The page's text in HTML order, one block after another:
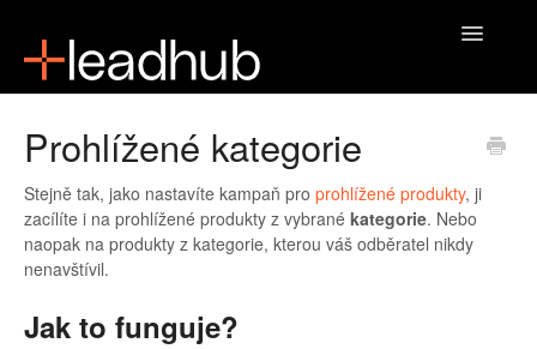
Toggle
Prohlížené kategorie
Stejně tak, jako nastavíte kampaň pro prohlížené produkty, ji
zacílíte i na prohlížené produkty z vybrané kategorie. Nebo
naopak na produkty z kategorie, kterou váš odběratel nikdy
nenavštívil.
Jak to funguje?